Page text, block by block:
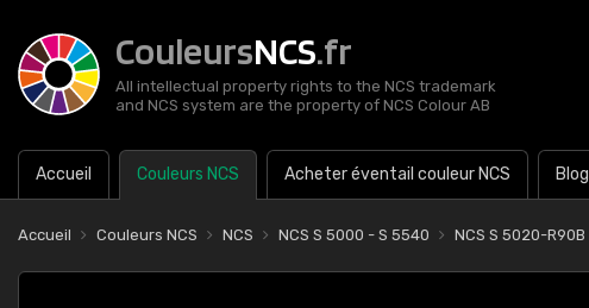
CouleursNCS.fr
All intellectual property rights to the NCS trademark
and NCS system are the property of NCS Colour AB
Accueil Couleurs NCS Acheter éventail couleur NCS Blog
Accueil Couleurs NCS NCS NCS S 5000 - S 5540 NCS S 5020-R90B